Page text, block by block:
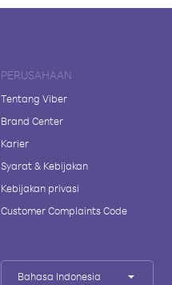
PERUSAHAAN
Tentang Viber
Brand Center
Karier
Syarat & Kebijakan
Kebijakan privasi
Customer Complaints Code
Bahasa Indonesia